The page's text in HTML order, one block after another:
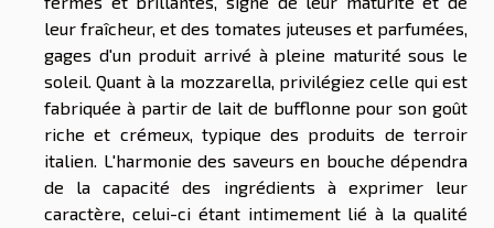
leur fraîcheur, et des tomates juteuses et parfumées,
gages d'un produit arrivé à pleine maturité sous le
soleil. Quant à la mozzarella, privilégiez celle qui est
fabriquée à partir de lait de bufflonne pour son goût
riche et crémeux, typique des produits de terroir
italien. L'harmonie des saveurs en bouche dépendra
de la capacité des ingrédients à exprimer leur
caractère, celui-ci étant intimement lié à la qualité